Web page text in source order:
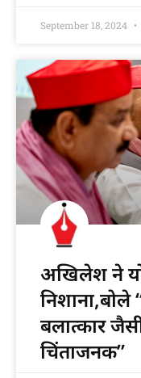
September 18, 2024
अखिलेश ने
बलात्कार
चिंताजनक”